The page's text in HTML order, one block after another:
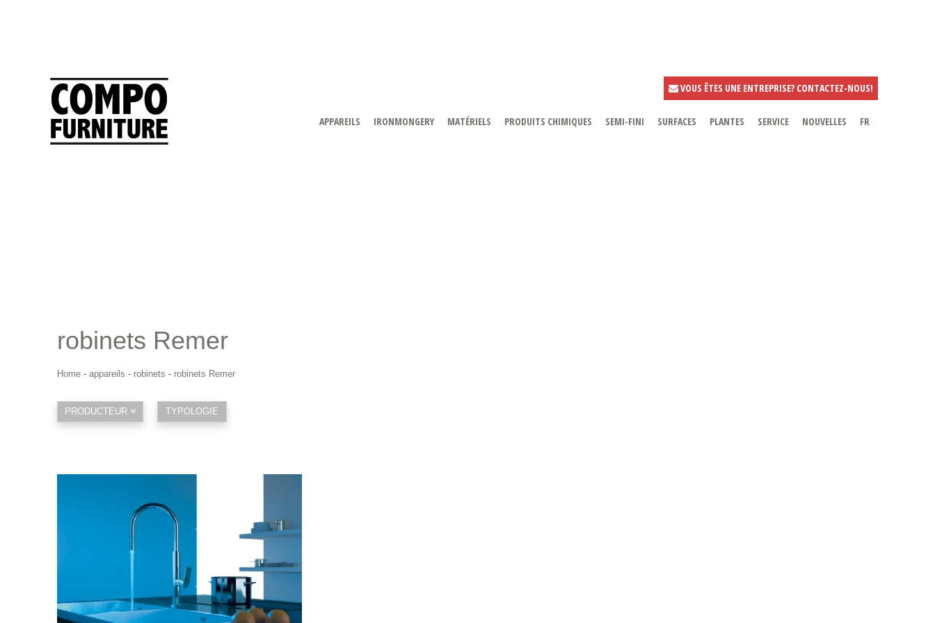
VOUS ÊTES UNE ENTREPRISE? CONTACTEZ-NOUS!
APPAREILS IRONMONGERY MATÉRIELS PRODUITS CHIMIQUES SEMI-FINI SURFACES PLANTES SERVICE NOUVELLES FR
robinets Remer
Home - appareils - robinets - robinets Remer
PRODUCTEUR TYPOLOGIE